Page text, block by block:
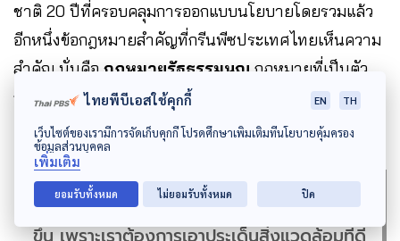
ชาติ 20 ปีที่ครอบคลุมการออกแบบนโยบายโดยรวมแล้ว
อีกหนึ่งข้อกฎหมายสำคัญที่กรีนพีซประเทศไทยเห็นความ
สำคัญ นั่นคือ กฎหมายรัฐธรรมนูญ กฎหมายที่เป็นตัว
กำหนดให้นำยุทธศาสตร์ชาติไปปรับใช้กับทุกนโยบาย
“ปีนี้ กรีนพีซจะเน้นประเด็นเรื่องรัฐธรรมนูญมาก
ไทยพีบีเอสใช้คุกกี้ EN TH
เว็บไซต์ของเรามีการจัดเก็บคุกกี้ โปรดศึกษาเพิ่มเติมที่นโยบายคุ้มครอง
ข้อมูลส่วนบุคคล
เพิ่มเติม
ยอมรับทั้งหมด ไม่ยอมรับทั้งหมด ปิด